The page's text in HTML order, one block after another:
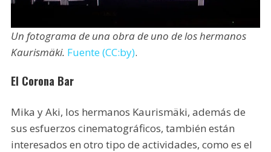
Un fotograma de una obra de uno de los hermanos
Kaurismäki. Fuente (CC:by).
El Corona Bar
Mika y Aki, los hermanos Kaurismäki, además de
sus esfuerzos cinematográficos, también están
interesados en otro tipo de actividades, como es el